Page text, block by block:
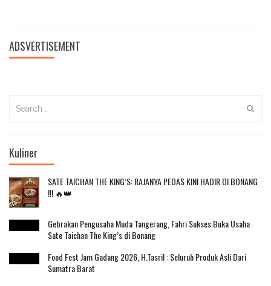
ADSVERTISEMENT
for:
Kuliner
SATE TAICHAN THE KING’S: RAJANYA PEDAS KINI HADIR DI BONANG
!!! 🔥👑
Gebrakan Pengusaha Muda Tangerang, Fahri Sukses Buka Usaha
Sate Taichan The King’s di Bonang
Food Fest Jam Gadang 2026, H.Tasril : Seluruh Produk Asli Dari
Sumatra Barat